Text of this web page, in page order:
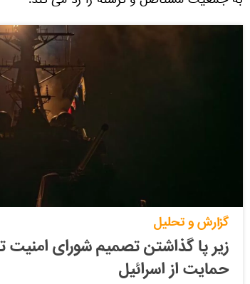
گزارش و تحلیل
زیر پا گذاشتن تصمیم شورای امنیت
حمایت از اسرائیل